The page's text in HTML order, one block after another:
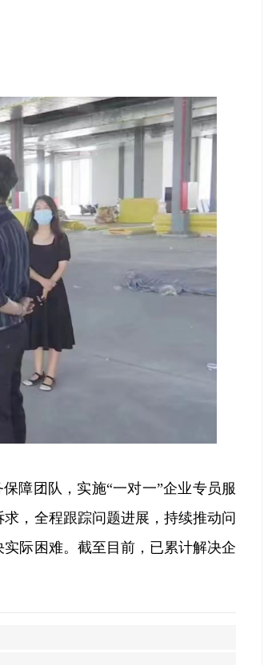
障团队，实施“一对一”企业专员服
，全程跟踪问题进展，持续推动问
际困难。截至目前，已累计解决企